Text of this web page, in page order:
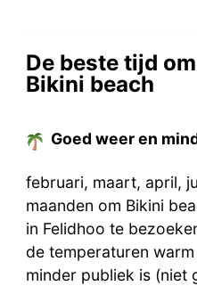
De beste tijd
Bikini beach
Goed weer en
februari, maart, april,
maanden om Bikini
in Felidhoo te
de temperaturen
minder publiek is (niet